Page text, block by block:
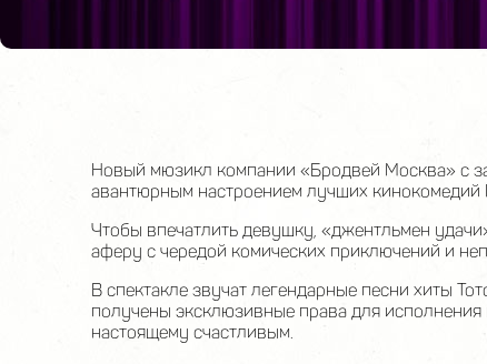
Новый мюзикл компании «Бродвей Москва» с
авантюрным настроением лучших кинокомедий
Чтобы впечатлить девушку, «джентльмен
аферу с чередой комических приключений и
В спектакле звучат легендарные песни хиты
получены эксклюзивные права для
настоящему счастливым.